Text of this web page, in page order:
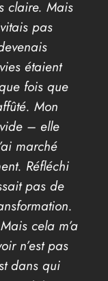
claire. Mais
pas
étaient
fois que
Mon
– elle
marché
Réfléchi
pas de
cela m’a
n’est pas
dans qui